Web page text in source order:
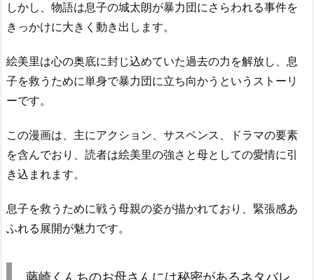
しかし、物語は息子の城太朗が暴力団にさらわれる事件を
きっかけに大きく動き出します。
絵美里は心の奥底に封じ込めていた過去の力を解放し、息
子を救うために単身で暴力団に立ち向かうというストーリ
ーです。
この漫画は、主にアクション、サスペンス、ドラマの要素
を含んでおり、読者は絵美里の強さと母としての愛情に引
き込まれます。
息子を救うために戦う母親の姿が描かれており、緊張感あ
ふれる展開が魅力です。
藤崎くんちのお母さんには秘密があるネタバレ